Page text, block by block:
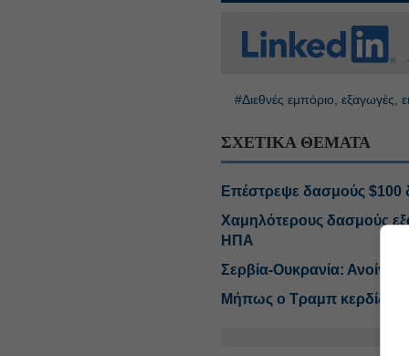
#Διεθνές εμπόριο, εξαγωγές,
ΣΧΕΤΙΚΑ ΘΕΜΑΤΑ
Επέστρεψε δασμούς
Χαμηλότερους δασμούς
ΗΠΑ
Σερβία-Ουκρανία:
Μήπως ο Τραμπ κερδίζει